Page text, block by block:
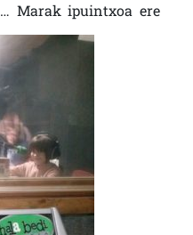
… Marak ipuintxoa ere